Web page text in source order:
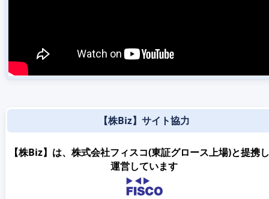
【株Biz】サイト協力
【株Biz】は、株式会社フィスコ(東証グロース上場)と提携
運営しています